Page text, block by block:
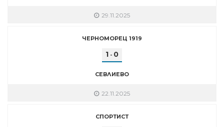
29.11.2025
ЧЕРНОМОРЕЦ 1919
1 - 0
СЕВЛИЕВО
22.11.2025
СПОРТИСТ